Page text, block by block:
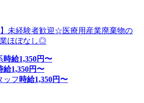
】未経験者歓迎☆医療用産業廃棄物の
ほぼなし◎
時給1,350円〜
給1,350円〜
ッフ 時給1,350円〜